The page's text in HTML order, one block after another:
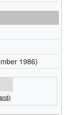
1986)